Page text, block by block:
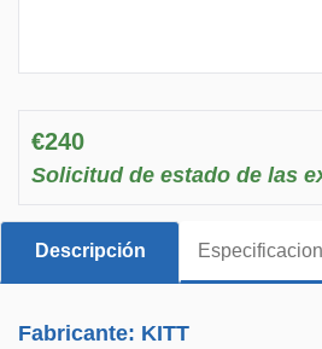
€240
Solicitud de estado de las
Descripción
Fabricante: KITT